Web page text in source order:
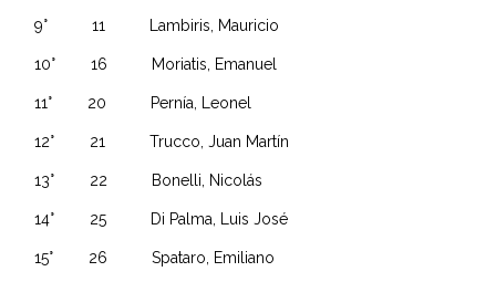
9° 11 Lambiris, Mauricio
10° 16 Moriatis, Emanuel
11° 20 Pernía, Leonel
12° 21 Trucco, Juan Martín
13° 22 Bonelli, Nicolás
14° 25 Di Palma, Luis José
15° 26 Spataro, Emiliano